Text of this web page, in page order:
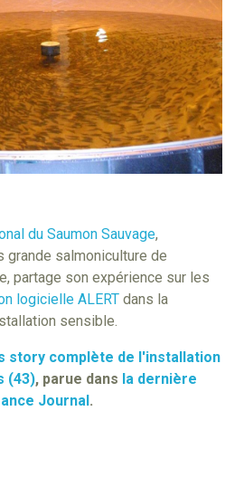
du Saumon Sauvage,
grande salmoniculture de
partage son expérience sur les
logicielle ALERT dans la
sensible.
story complète de l'installation
(43), parue dans la dernière
Journal.